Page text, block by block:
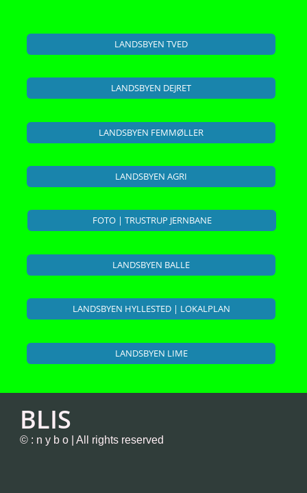
LANDSBYEN TVED
LANDSBYEN DEJRET
LANDSBYEN FEMMØLLER
LANDSBYEN AGRI
FOTO | TRUSTRUP JERNBANE
LANDSBYEN BALLE
LANDSBYEN HYLLESTED | LOKALPLAN
LANDSBYEN LIME
BLIS
© : n y b o | All rights reserved